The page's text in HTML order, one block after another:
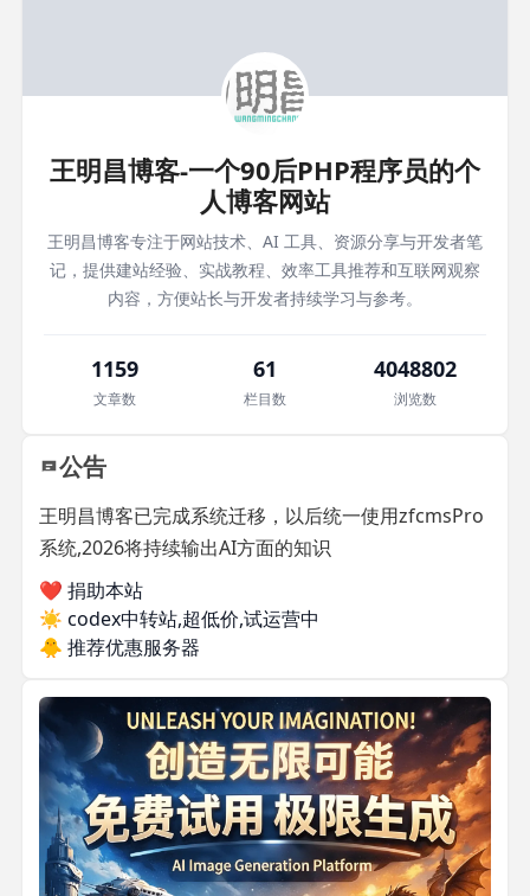
王明昌博客-一个90后PHP程序员的个
人博客网站
王明昌博客专注于网站技术、AI 工具、资源分享与开发者笔
记，提供建站经验、实战教程、效率工具推荐和互联网观察
内容，方便站长与开发者持续学习与参考。
1159
文章数
61
栏目数
4048802
浏览数
公告
王明昌博客已完成系统迁移，以后统一使用zfcmsPro
系统,2026将持续输出AI方面的知识
❤️ 捐助本站
☀️ codex中转站,超低价,试运营中
🐥 推荐优惠服务器